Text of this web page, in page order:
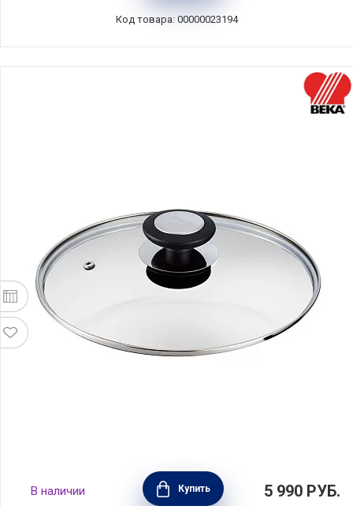
Код товара: 00000023194
Крышка стеклянная ESSENTIAL 28 см, BEKA,
Бельгия, 100878
В наличии Купить 5 990 РУБ.